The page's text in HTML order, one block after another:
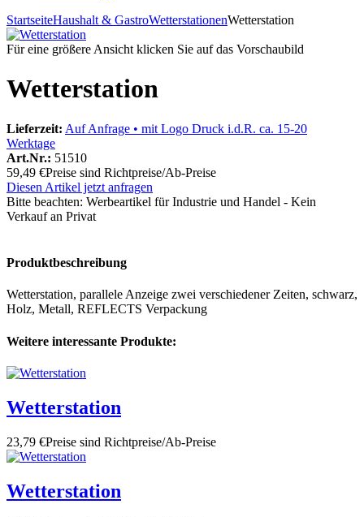
StartseiteHaushalt & GastroWetterstationenWetterstation
Für eine größere Ansicht klicken Sie auf das Vorschaubild
Wetterstation
Lieferzeit: Auf Anfrage • mit Logo Druck i.d.R. ca. 15-20
Werktage
Art.Nr.: 51510
59,49 €Preise sind Richtpreise/Ab-Preise
Diesen Artikel jetzt anfragen
Bitte beachten: Werbeartikel für Industrie und Handel - Kein
Verkauf an Privat
Produktbeschreibung
Wetterstation, parallele Anzeige zwei verschiedener Zeiten, schwarz,
Holz, Metall, REFLECTS Verpackung
Weitere interessante Produkte:
Wetterstation
23,79 €Preise sind Richtpreise/Ab-Preise
Wetterstation